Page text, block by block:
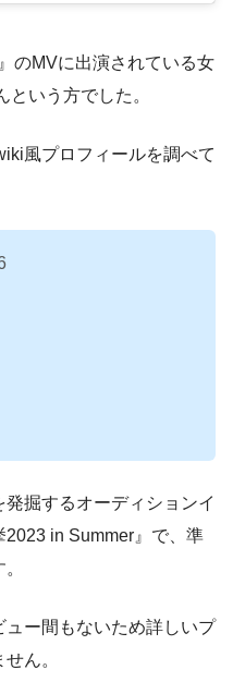
のMVに出演されている女
いう方でした。
風プロフィールを調べて
掘するオーディションイ
in Summer』で、準
ー間もないため詳しいプ
ん。